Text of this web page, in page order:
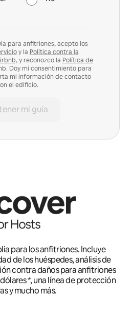
para anfitriones, acepto los
y la Política contra la
y reconozco la Política de
Doy mi consentimiento para
mi información de contacto
el edificio.
mi guía
para los anfitriones. Incluye
de los huéspedes, análisis de
contra daños para anfitriones
*, una línea de protección
y mucho más.